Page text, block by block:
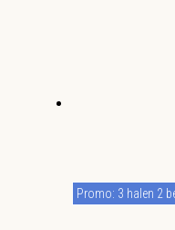
Promo: 3 halen 2